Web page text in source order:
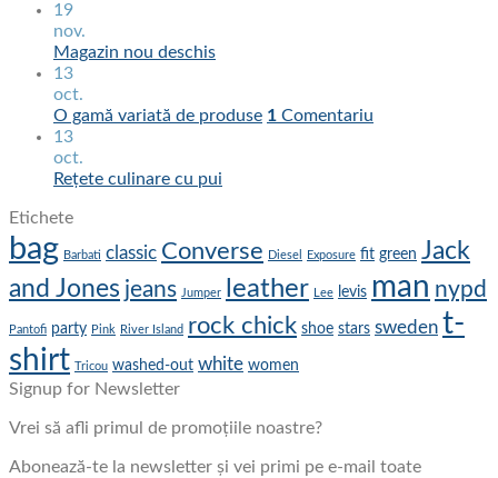
19
nov.
Magazin nou deschis
13
oct.
O gamă variată de produse 1 Comentariu
13
oct.
Rețete culinare cu pui
Etichete
bag Barbati classic Converse Diesel Exposure fit green Jack
and Jones jeans Jumper leather Lee levis man nypd
Pantofi party Pink River Island rock chick shoe stars sweden t-
shirt
Tricou washed-out white women
Signup for Newsletter
Vrei să afli primul de promoțiile noastre?
Abonează-te la newsletter și vei primi pe e-mail toate